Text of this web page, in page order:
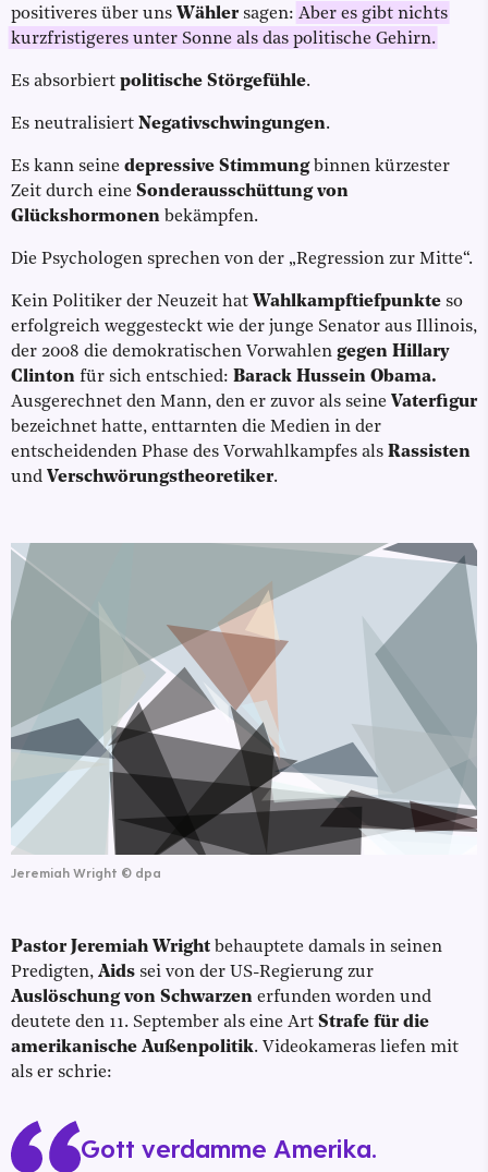
positiveres über uns Wähler sagen: Aber es gibt nichts
kurzfristigeres unter Sonne als das politische Gehirn.
Es absorbiert politische Störgefühle.
Es neutralisiert Negativschwingungen.
Es kann seine depressive Stimmungbinnen kürzester
Zeit durch eine Sonderausschüttung von
Glückshormonen bekämpfen.
Die Psychologen sprechen von der „Regression zur Mitte“.
Kein Politiker der Neuzeit hat Wahlkampftiefpunkte so
erfolgreich weggesteckt wie der junge Senator aus Illinois,
der 2008 die demokratischen Vorwahlen gegen Hillary
Clinton für sich entschied: Barack Hussein Obama.
Ausgerechnet den Mann, den er zuvor als seine Vaterfigur
bezeichnet hatte, enttarnten die Medien in der
entscheidenden Phase des Vorwahlkampfes als Rassisten
und Verschwörungstheoretiker.
Jeremiah Wright © dpa
Pastor Jeremiah Wright behauptete damals in seinen
Predigten, Aids sei von der US-Regierung zur
Auslöschung von Schwarzen erfunden worden und
deutete den 11. September als eine Art Strafe für die
amerikanische Außenpolitik. Videokameras liefen mit
als er schrie:
Gott verdamme Amerika.